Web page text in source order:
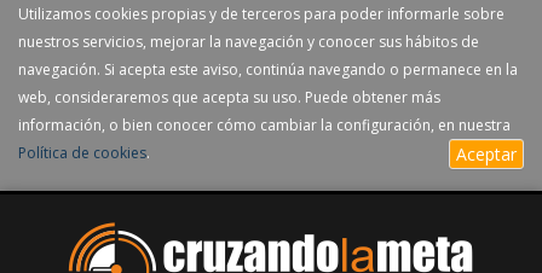
Utilizamos cookies propias y de terceros para poder informarle sobre
nuestros servicios, mejorar la navegación y conocer sus hábitos de
navegación. Si acepta este aviso, continúa navegando o permanece en la
web, consideraremos que acepta su uso. Puede obtener más
información, o bien conocer cómo cambiar la configuración, en nuestra
Política de cookies. Aceptar